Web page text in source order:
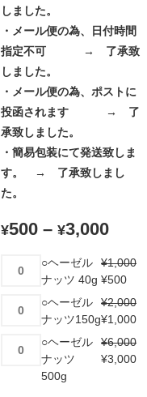
しました。
・ メール便の為、日付時間
指定不可
→ 了承致
しました。
・メール便の為、ポストに
投函されます
→ 了
承致しました。
・簡易包装にて発送致しま
す。 → 了承致しまし
た。
¥500 – ¥3,000
○ヘーゼル
ナッツ 40g
¥1,000
¥500
○ヘーゼル
ナッツ150g
¥2,000
¥1,000
○ヘーゼル
ナッツ
500g
¥6,000
¥3,000